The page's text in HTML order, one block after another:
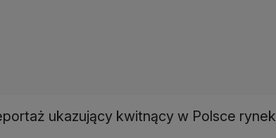
ukazujący kwitnący w Polsce rynek